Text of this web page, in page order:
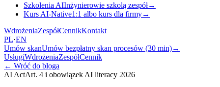
Szkolenia AIInżynierowie szkolą zespół→
Kurs AI-Native1:1 albo kurs dla firmy→
WdrożeniaZespółCennikKontakt
PL·EN
Umów skanUmów bezpłatny skan procesów (30 min)→
UsługiWdrożeniaZespółCennik
← Wróć do bloga
AI ActArt. 4 i obowiązek AI literacy 2026